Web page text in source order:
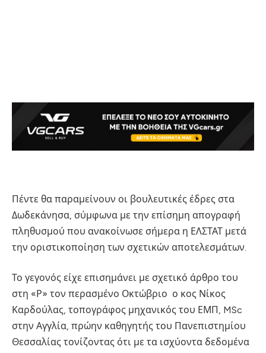
Πέντε θα παραμείνουν οι βουλευτικές έδρες στα
Δωδεκάνησα, σύμφωνα με την επίσημη απογραφή
πληθυσμού που ανακοίνωσε σήμερα η ΕΛΣΤΑΤ μετά
την οριστικοποίηση των σχετικών αποτελεσμάτων.
Το γεγονός είχε επισημάνει με σχετικό άρθρο του
στη «Ρ» τον περασμένο Οκτώβριο ο κος Νίκος
Καρδούλας, τοπογράφος μηχανικός του ΕΜΠ, MSc
στην Αγγλία, πρώην καθηγητής του Πανεπιστημίου
Θεσσαλίας τονίζοντας ότι με τα ισχύοντα δεδομένα